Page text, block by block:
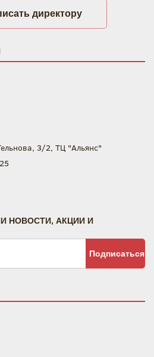
директору
3/2, ТЦ "Альянс"
НОВОСТИ, АКЦИИ И
Подписаться